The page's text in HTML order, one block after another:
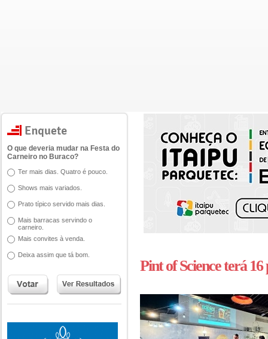
O que deveria mudar na Festa do
Carneiro no Buraco?
Ter mais dias. Quatro é pouco.
Shows mais variados.
Prato típico servido mais dias.
Mais barracas servindo o
carneiro.
Mais convites à venda.
Deixa assim que tá bom.
Pint of Science terá 16